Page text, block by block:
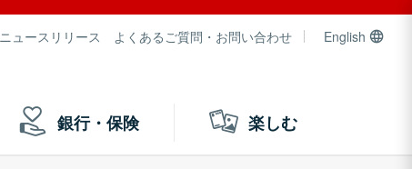
ニュースリリース よくあるご質問・お問い合わせ English
銀行・保険 楽しむ